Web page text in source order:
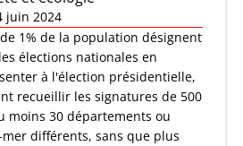
juin 2024
1% de la population désignent
élections nationales en
à l'élection présidentielle,
recueillir les signatures de 500
moins 30 départements ou
mer différents, sans que plus